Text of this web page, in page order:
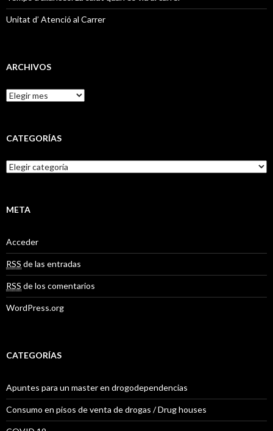
Unitat d’ Atenció al Carrer
ARCHIVOS
A
r
i
o
s
CATEGORÍAS
C
a
g
í
a
s
META
Acceder
RSS de las entradas
RSS de los comentarios
WordPress.org
CATEGORÍAS
Apuntes para un master en drogodependencias
Consumo en pisos de venta de drogas / Drug houses